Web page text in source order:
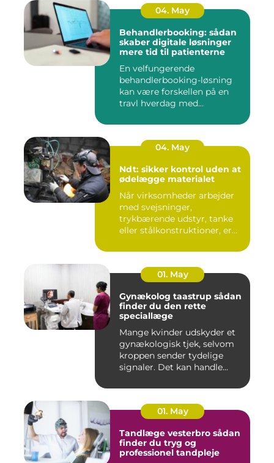
04. May
Behandlerbooking: sådan
skaber digitale løsninger
mere tid til patienterne
En velfungerende
behandlerbooking-løsning
kan være forskellen på en
travl hverdag med
04. May
Ndt: sikker kontrol uden at
ødelægge materialet
Når virksomheder arbejder
med svejsninger,
trykbærende udstyr, tanke
eller stålkonstruktioner, er
01. May
Gynækolog taastrup sådan
finder du den rette
speciallæge
Mange kvinder udskyder et
gynækologisk tjek, selvom
kroppen sender tydelige
signaler. Det kan handle...
01. May
Tandlæge vesterbro sådan
finder du tryg og
professionel tandpleje